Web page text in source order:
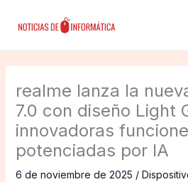
realme lanza la
7.0 con diseño Light
innovadoras
potenciadas por IA
6 de noviembre de 2025 /